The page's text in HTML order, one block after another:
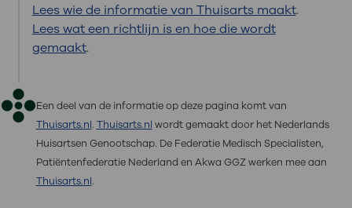
Lees wie de informatie van Thuisarts maakt.
Lees wat een richtlijn is en hoe die wordt
gemaakt.
Een deel van de informatie op deze pagina komt van
Thuisarts.nl. Thuisarts.nl wordt gemaakt door het Nederlands
Huisartsen Genootschap. De Federatie Medisch Specialisten,
Patiëntenfederatie Nederland en Akwa GGZ werken mee aan
Thuisarts.nl.